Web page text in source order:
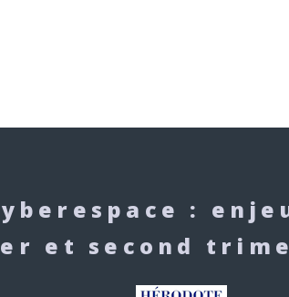
:
et second